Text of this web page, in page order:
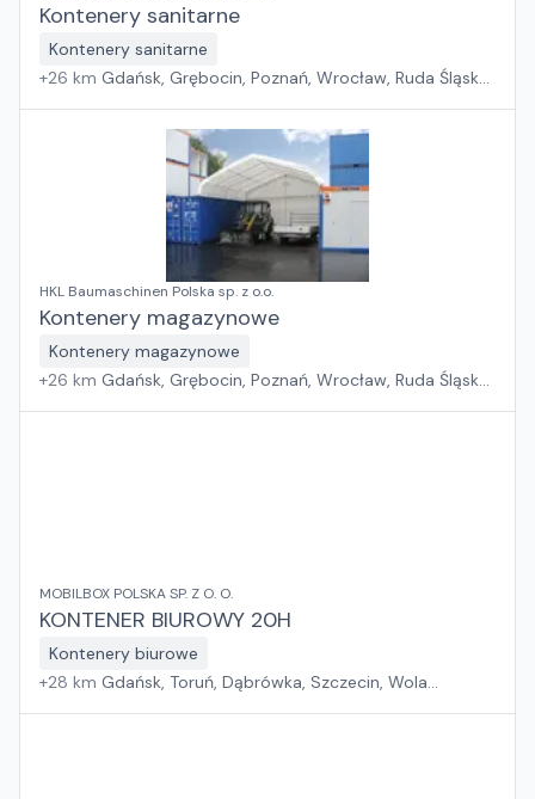
Kontenery sanitarne
Kontenery sanitarne
+26 km Gdańsk, Grębocin, Poznań, Wrocław, Ruda Śląska,
HKL Baumaschinen Polska sp. z o.o.
Kontenery magazynowe
Kontenery magazynowe
+26 km Gdańsk, Grębocin, Poznań, Wrocław, Ruda Śląska,
MOBILBOX POLSKA SP. Z O. O.
KONTENER BIUROWY 20H
Kontenery biurowe
+28 km Gdańsk, Toruń, Dąbrówka, Szczecin, Wola